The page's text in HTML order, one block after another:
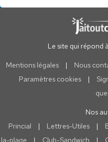
Le site qui répond
Mentions légales | Nous
Paramètres cookies
|
Nos
Princial
| Lettres-Utiles |
la-plage
| Club-Sandwich |